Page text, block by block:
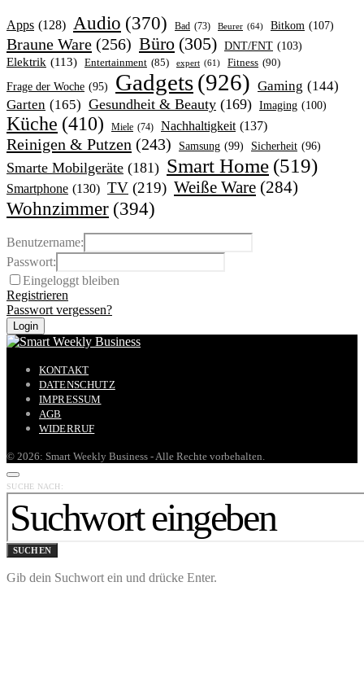
Apps (128) Audio (370) Bad (73) Beurer (64) Bitkom (107)
Braune Ware (256) Büro (305) DNT/FNT (103)
Elektrik (113) Entertainment (85) expert (61) Fitness (90)
Frage der Woche (95) Gadgets(926) Gaming (144)
Garten (165) Gesundheit & Beauty (169) Imaging (100)
Küche (410) Miele (74) Nachhaltigkeit (137)
Reinigen & Putzen (243) Samsung (99) Sicherheit (96)
Smarte Mobilgeräte (181) Smart Home (519)
Smartphone (130) TV (219) Weiße Ware (284)
Wohnzimmer (394)
Benutzername:
Passwort:
Eingeloggt bleiben
Registrieren
Passwort vergessen?
KONTAKT
DATENSCHUTZ
IMPRESSUM
AGB
WIDERRUF
© 2026: Smart Weekly Business - Alle Rechte vorbehalten.
SUCHE NACH:
SUCHEN
Gib dein Suchwort ein und drücke Enter.